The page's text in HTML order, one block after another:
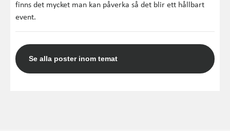
finns det mycket man kan påverka så det blir ett hållbart
event.
Se alla poster inom temat